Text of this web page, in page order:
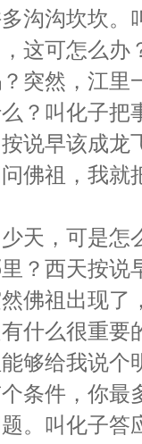
沟坎坎。
这可怎么
突然，江
？叫化子
说早该成
佛祖，我
，可是怎
？西天按
佛祖出现
什么很重
够给我说个
件，你最
。叫化子答